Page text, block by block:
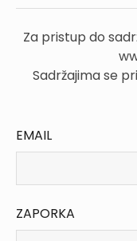
Za pristup do
Sadržajima se
EMAIL
ZAPORKA